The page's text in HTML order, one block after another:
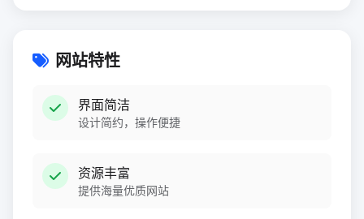
网站特性
界面简洁
设计简约，操作便捷
资源丰富
提供海量优质网站